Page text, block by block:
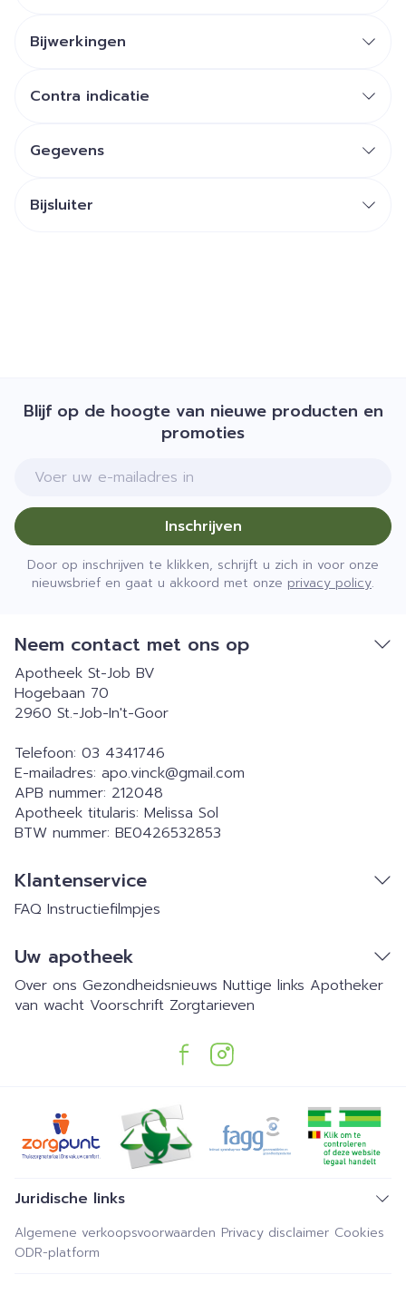
Bijwerkingen
Contra indicatie
Gegevens
Bijsluiter
Blijf op de hoogte van nieuwe producten en
promoties
E-mail adres
Inschrijven
Door op inschrijven te klikken, schrijft u zich in voor onze
nieuwsbrief en gaat u akkoord met onze privacy policy.
Neem contact met ons op
Apotheek St-Job BV
Hogebaan 70
2960 St.-Job-In't-Goor
Telefoon: 03 4341746
E-mailadres: apo.vinck@gmail.com
APB nummer: 212048
Apotheek titularis: Melissa Sol
BTW nummer: BE0426532853
Klantenservice
FAQ Instructiefilmpjes
Uw apotheek
Over ons Gezondheidsnieuws Nuttige links Apotheker
van wacht Voorschrift Zorgtarieven
Juridische links
Algemene verkoopsvoorwaarden Privacy disclaimer Cookies
ODR-platform